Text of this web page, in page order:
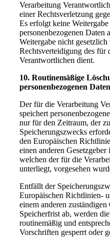
Verarbeitung
einer Rechtsverletzung
Es erfolgt keine Weitergabe
personenbezogenen Daten
Weitergabe nicht
Rechtsverteidigung des für
Verantwortlichen dient.
10. Routinemäßige
personenbezogenen Daten
Der für die Verarbeitung
speichert
nur für den Zeitraum, der
Speicherungszwecks
den Europäischen
einen anderen
welchen der für die
unterliegt, vorgesehen
Entfällt der
Europäischen Richtlinien-
einem anderen
Speicherfrist ab, werden
routinemäßig und
Vorschriften gesperrt oder